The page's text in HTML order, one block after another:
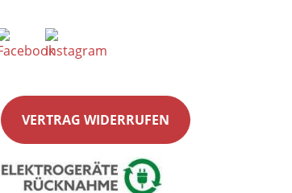
VERTRAG WIDERRUFEN